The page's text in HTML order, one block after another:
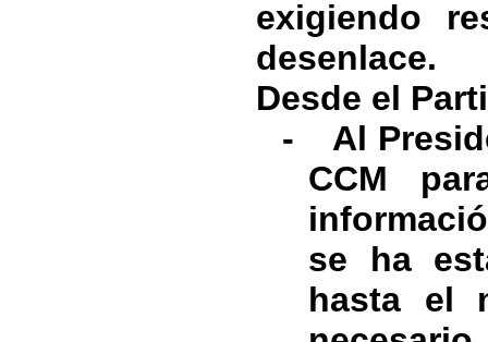
exigiendo
desenlace.
Desde el
-
Al
CCM
se ha
hasta el